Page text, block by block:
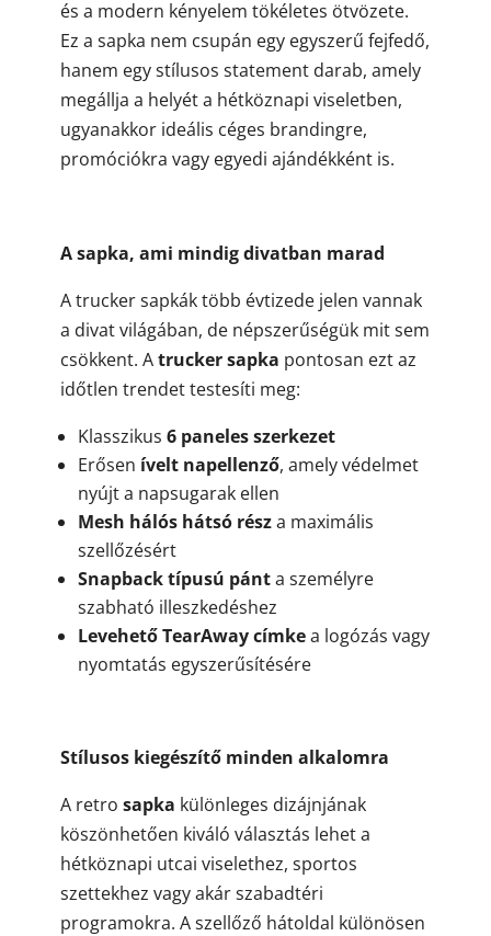
és a modern kényelem tökéletes ötvözete.
Ez a sapka nem csupán egy egyszerű fejfedő,
hanem egy stílusos statement darab, amely
megállja a helyét a hétköznapi viseletben,
ugyanakkor ideális céges brandingre,
promóciókra vagy egyedi ajándékként is.
A sapka, ami mindig divatban marad
A trucker sapkák több évtizede jelen vannak
a divat világában, de népszerűségük mit sem
csökkent. Atrucker sapka pontosan ezt az
időtlen trendet testesíti meg:
Klasszikus 6 paneles szerkezet
Erősen ívelt napellenző, amely védelmet
nyújt a napsugarak ellen
Mesh hálós hátsó résza maximális
szellőzésért
Snapback típusú pánta személyre
szabható illeszkedéshez
Levehető TearAway címkea logózás vagy
nyomtatás egyszerűsítésére
Stílusos kiegészítő minden alkalomra
A retro sapka különleges dizájnjának
köszönhetően kiváló választás lehet a
hétköznapi utcai viselethez, sportos
szettekhez vagy akár szabadtéri
programokra. A szellőző hátoldal különösen